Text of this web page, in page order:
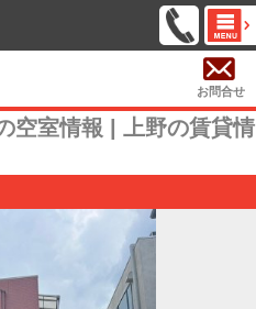
お問合せ
空室情報 | 上野の賃貸情